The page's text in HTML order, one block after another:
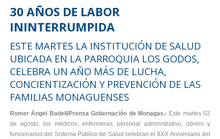
30 AÑOS DE LABOR
ININTERRUMPIDA
ESTE MARTES LA INSTITUCIÓN DE SALUD
UBICADA EN LA PARROQUIA LOS GODOS,
CELEBRA UN AÑO MÁS DE LUCHA,
CONCIENTIZACIÓN Y PREVENCIÓN DE LAS
FAMILIAS MONAGUENSES
Romer Ángel Badell/Prensa Gobernación de Monagas.- Este martes 02
de agosto, los médicos, enfermeras, personal administrativo, obrero y
funcionarios del Sistema Público de Salud celebran el XXX Aniversario del